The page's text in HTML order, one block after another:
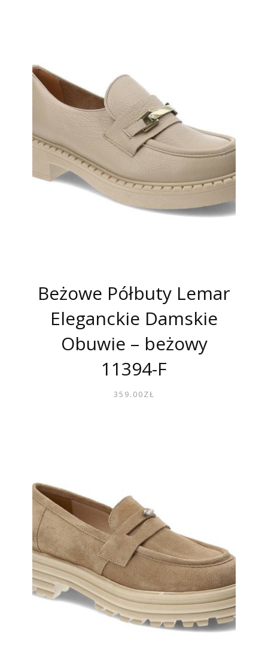
Beżowe Półbuty Lemar
Eleganckie Damskie
Obuwie – beżowy
11394-F
359.00ZŁ